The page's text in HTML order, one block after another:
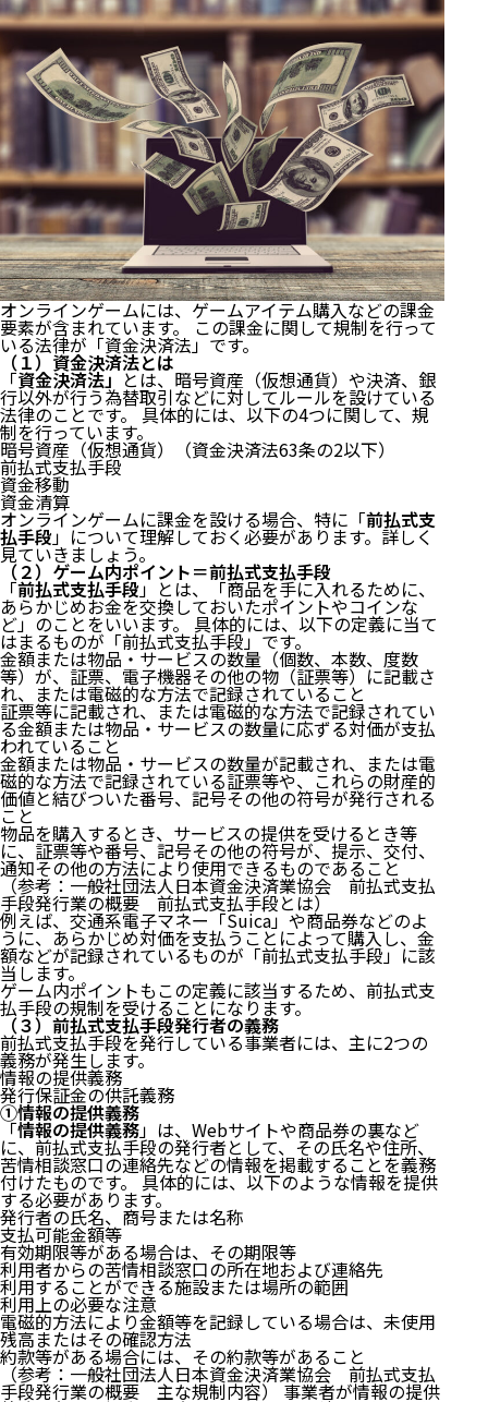
オンラインゲームには、ゲームアイテム購入などの課金
要素が含まれています。 この課金に関して規制を行って
いる法律が「資金決済法」です。
（１）資金決済法とは
「資金決済法」とは、暗号資産（仮想通貨）や決済、銀
行以外が行う為替取引などに対してルールを設けている
法律のことです。 具体的には、以下の4つに関して、規
制を行っています。
暗号資産（仮想通貨）（資金決済法63条の2以下）
前払式支払手段
資金移動
資金清算
オンラインゲームに課金を設ける場合、特に「前払式支
払手段」について理解しておく必要があります。詳しく
見ていきましょう。
（２）ゲーム内ポイント＝前払式支払手段
「前払式支払手段」とは、「商品を手に入れるために、
あらかじめお金を交換しておいたポイントやコインな
ど」のことをいいます。 具体的には、以下の定義に当て
はまるものが「前払式支払手段」です。
金額または物品・サービスの数量（個数、本数、度数
等）が、証票、電子機器その他の物（証票等）に記載さ
れ、または電磁的な方法で記録されていること
証票等に記載され、または電磁的な方法で記録されてい
る金額または物品・サービスの数量に応ずる対価が支払
われていること
金額または物品・サービスの数量が記載され、または電
磁的な方法で記録されている証票等や、これらの財産的
価値と結びついた番号、記号その他の符号が発行される
こと
物品を購入するとき、サービスの提供を受けるとき等
に、証票等や番号、記号その他の符号が、提示、交付、
通知その他の方法により使用できるものであること
（参考： 一般社団法人日本資金決済業協会 前払式支払
手段発行業の概要 前払式支払手段とは）
例えば、交通系電子マネー「Suica」や商品券などのよ
うに、あらかじめ対価を支払うことによって購入し、金
額などが記録されているものが「前払式支払手段」に該
当します。
ゲーム内ポイントもこの定義に該当するため、前払式支
払手段の規制を受けることになります。
（３）前払式支払手段発行者の義務
前払式支払手段を発行している事業者には、主に2つの
義務が発生します。
情報の提供義務
発行保証金の供託義務
①情報の提供義務
「情報の提供義務」は、Webサイトや商品券の裏など
に、前払式支払手段の発行者として、その氏名や住所、
苦情相談窓口の連絡先などの情報を掲載することを義務
付けたものです。 具体的には、以下のような情報を提供
する必要があります。
発行者の氏名、商号または名称
支払可能金額等
有効期限等がある場合は、その期限等
利用者からの苦情相談窓口の所在地および連絡先
利用することができる施設または場所の範囲
利用上の必要な注意
電磁的方法により金額等を記録している場合は、未使用
残高またはその確認方法
約款等がある場合には、その約款等があること
（参考： 一般社団法人日本資金決済業協会 前払式支払
手段発行業の概要 主な規制内容） 事業者が情報の提供